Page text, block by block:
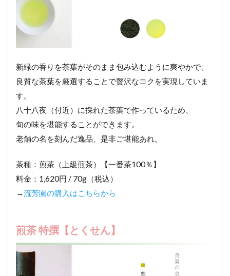
新緑の香りを茶葉がそのまま包み込むように爽やかで、
良質な茶葉を厳選することで贅沢なコクを実現していま
す。
八十八夜（付近）に採れた茶葉で作っているため、
旬の味を堪能することができます。
老舗の名を刻んだ逸品、是非ご堪能あれ。
茶種：煎茶（上級煎茶）【一番茶100％】
料金：1,620円 / 70g（税込）
→流芳園の購入はこちらから
煎茶 特撰【とくせん】